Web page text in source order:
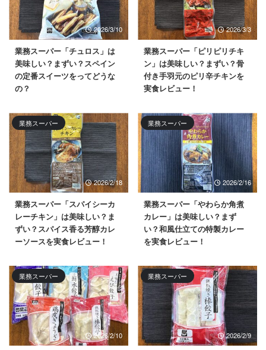
2026/3/10
業務スーパー「チュロス」は
美味しい？まずい？スペイン
の定番スイーツをってどうな
の？
2026/3/3
業務スーパー「ピリピリチキ
ン」は美味しい？まずい？骨
付き手羽元のピリ辛チキンを
実食レビュー！
業務スーパー
2026/2/18
業務スーパー「スパイシーカ
レーチキン」は美味しい？ま
ずい？スパイス香る芳醇カレ
ーソースを実食レビュー！
業務スーパー
2026/2/16
業務スーパー「やわらか角煮
カレー」は美味しい？まず
い？和風仕立ての特製カレー
を実食レビュー！
業務スーパー
2026/2/10
業務スーパー
2026/2/9